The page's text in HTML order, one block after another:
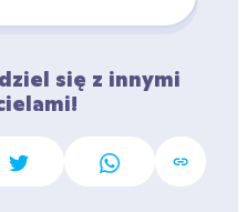
się z innymi